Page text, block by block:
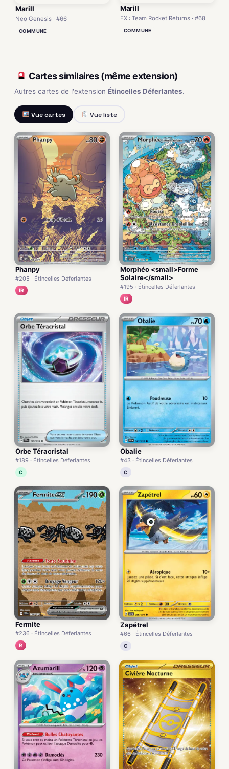
Marill
Neo Genesis · #66
COMMUNE
Marill
EX : Team Rocket Returns · #68
COMMUNE
Cartes similaires (même extension)
Autres cartes de l'extension Étincelles Déferlantes.
Vue cartes Vue liste
Phanpy
#205 · Étincelles Déferlantes
IR
Morphéo <small>Forme
Solaire</small>
#195 · Étincelles Déferlantes
IR
Orbe Téracristal
#189 · Étincelles Déferlantes
C
Obalie
#43 · Étincelles Déferlantes
C
Fermite
#236 · Étincelles Déferlantes
R
Zapétrel
#66 · Étincelles Déferlantes
C